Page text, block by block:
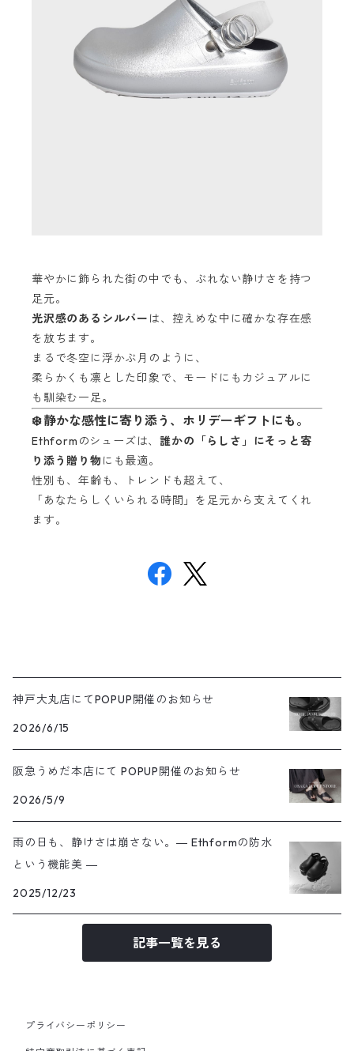
華やかに飾られた街の中でも、ぶれない静けさを持つ
足元。
光沢感のあるシルバー は、控えめな中に確かな存在感
を放ちます。
まるで冬空に浮かぶ月のように、
柔らかくも凛とした印象で、モードにもカジュアルに
も馴染む一足。
❄️ 静かな感性に寄り添う、ホリデーギフトにも。
Ethformのシューズは、誰かの「らしさ」にそっと寄
り添う贈り物 にも最適。
性別も、年齢も、トレンドも超えて、
「あなたらしくいられる時間」を足元から支えてくれ
ます。
神戸大丸店にてPOPUP開催のお知らせ
2026/6/15
阪急うめだ本店にて POPUP開催のお知らせ
2026/5/9
雨の日も、静けさは崩さない。― Ethformの防水
という機能美 ―
2025/12/23
記事一覧を見る
プライバシーポリシー